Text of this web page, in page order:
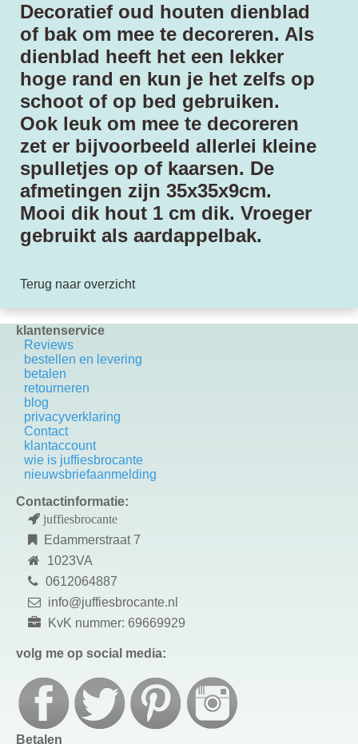
Decoratief oud houten dienblad
of bak om mee te decoreren. Als
dienblad heeft het een lekker
hoge rand en kun je het zelfs op
schoot of op bed gebruiken.
Ook leuk om mee te decoreren
zet er bijvoorbeeld allerlei kleine
spulletjes op of kaarsen. De
afmetingen zijn 35x35x9cm.
Mooi dik hout 1 cm dik. Vroeger
gebruikt als aardappelbak.
Terug naar overzicht
klantenservice
Reviews
bestellen en levering
betalen
retourneren
blog
privacyverklaring
Contact
k lantaccount
wie is juffiesbrocante
nieuwsbriefaanmelding
Contactinformatie:
juffiesbrocante
Edammerstraat 7
1023VA
0612064887
info@juffiesbrocante.nl
KvK nummer: 69669929
volg me op social media:
Betalen